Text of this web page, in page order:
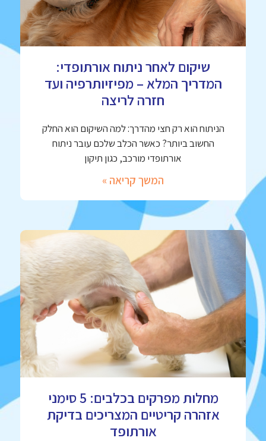
שיקום לאחר ניתוח אורתופדי:
המדריך המלא – מפיזיותרפיה ועד
חזרה לריצה
הניתוח הוא רק חצי מהדרך: למה השיקום הוא החלק
החשוב ביותר? כאשר הכלב שלכם עובר ניתוח
אורתופדי מורכב, כגון תיקון
המשך קריאה »
מחלות מפרקים בכלבים: 5 סימני
אזהרה קריטיים המצריכים בדיקת
אורתופד